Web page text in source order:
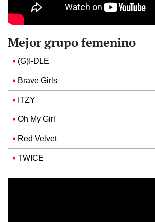
Mejor grupo femenino
(G)I-DLE
Brave Girls
ITZY
Oh My Girl
Red Velvet
TWICE